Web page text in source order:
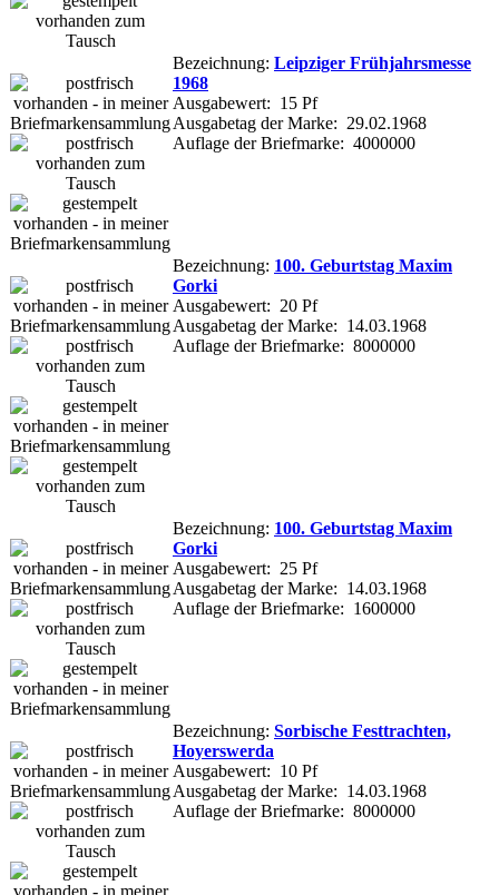
Bezeichnung: Leipziger Frühjahrsmesse
1968
Ausgabewert: 15 Pf
Ausgabetag der Marke: 29.02.1968
Auflage der Briefmarke: 4000000
Bezeichnung: 100. Geburtstag Maxim
Gorki
Ausgabewert: 20 Pf
Ausgabetag der Marke: 14.03.1968
Auflage der Briefmarke: 8000000
Bezeichnung: 100. Geburtstag Maxim
Gorki
Ausgabewert: 25 Pf
Ausgabetag der Marke: 14.03.1968
Auflage der Briefmarke: 1600000
Bezeichnung: Sorbische Festtrachten,
Hoyerswerda
Ausgabewert: 10 Pf
Ausgabetag der Marke: 14.03.1968
Auflage der Briefmarke: 8000000